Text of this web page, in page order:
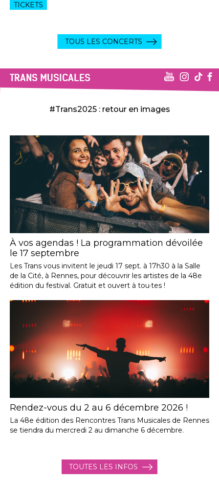
TICKETS
TOUS LES CONCERTS
TRANS MUSICALES
#Trans2025 : retour en images
À vos agendas ! La programmation dévoilée
le 17 septembre
Les Trans vous invitent le jeudi 17 sept. à 17h30 à la Salle
de la Cité, à Rennes, pour découvrir les artistes de la 48e
édition du festival. Gratuit et ouvert à tou·tes !
Rendez-vous du 2 au 6 décembre 2026 !
La 48e édition des Rencontres Trans Musicales de Rennes
se tiendra du mercredi 2 au dimanche 6 décembre.
TOUTES LES INFOS